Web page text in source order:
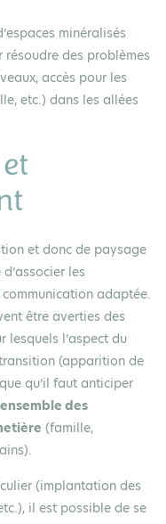
minéralisés
des problèmes
accès pour les
etc.) dans les allées
et donc de paysage
les
adaptée.
être averties des
lesquels l’aspect du
(apparition de
qu’il faut anticiper
des
(famille,
(implantation des
il est possible de se